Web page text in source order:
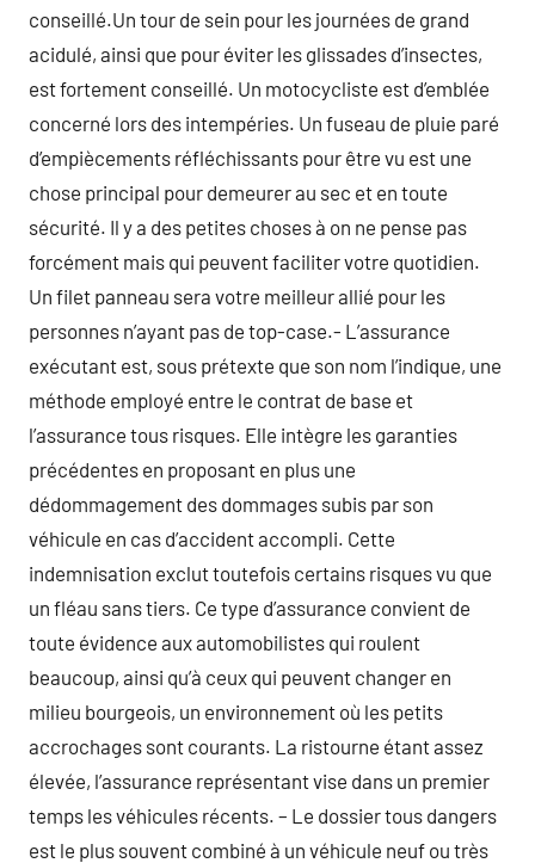
conseillé.Un tour de sein pour les journées de grand
acidulé, ainsi que pour éviter les glissades d’insectes,
est fortement conseillé. Un motocycliste est d’emblée
concerné lors des intempéries. Un fuseau de pluie paré
d’empiècements réfléchissants pour être vu est une
chose principal pour demeurer au sec et en toute
sécurité. Il y a des petites choses à on ne pense pas
forcément mais qui peuvent faciliter votre quotidien.
Un filet panneau sera votre meilleur allié pour les
personnes n’ayant pas de top-case.- L’assurance
exécutant est, sous prétexte que son nom l’indique, une
méthode employé entre le contrat de base et
l’assurance tous risques. Elle intègre les garanties
précédentes en proposant en plus une
dédommagement des dommages subis par son
véhicule en cas d’accident accompli. Cette
indemnisation exclut toutefois certains risques vu que
un fléau sans tiers. Ce type d’assurance convient de
toute évidence aux automobilistes qui roulent
beaucoup, ainsi qu’à ceux qui peuvent changer en
milieu bourgeois, un environnement où les petits
accrochages sont courants. La ristourne étant assez
élevée, l’assurance représentant vise dans un premier
temps les véhicules récents. – Le dossier tous dangers
est le plus souvent combiné à un véhicule neuf ou très